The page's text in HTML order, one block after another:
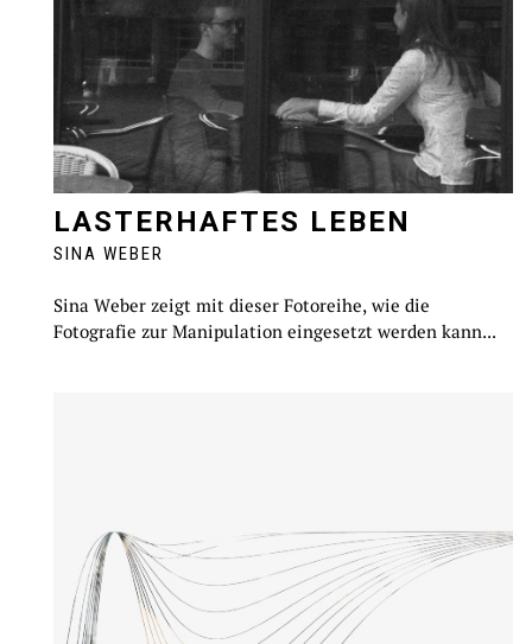
LASTERHAFTES LEBEN
SINA WEBER
Sina Weber zeigt mit dieser Fotoreihe, wie die
Fotografie zur Manipulation eingesetzt werden kann...